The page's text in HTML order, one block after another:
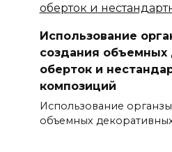
Использование
создания объемных
оберток и
композиций
Использование
объемных